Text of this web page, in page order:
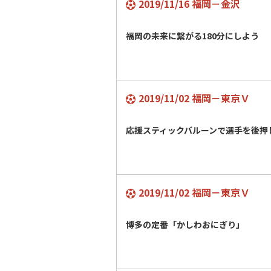
2019/11/16 福岡－金沢
福岡の未来に繋がる180分にしよう
2019/11/02 福岡－東京Ｖ
応援スティックバルーンで選手を後
2019/11/02 福岡－東京Ｖ
博多の定番「かしわおにぎり」